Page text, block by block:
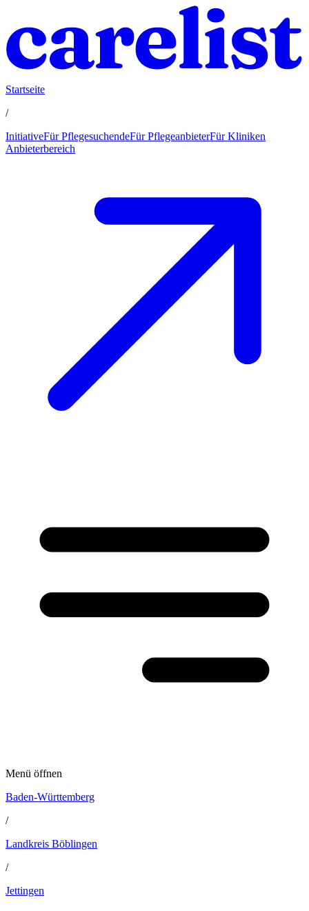
Startseite
/
InitiativeFür PflegesuchendeFür PflegeanbieterFür Kliniken
Anbieterbereich
Menü öffnen
Baden-Württemberg
/
Landkreis Böblingen
/
Jettingen